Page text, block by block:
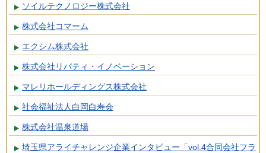
ソイルテクノロジー株式会社
株式会社コマーム
エクシム株式会社
株式会社リバティ・イノベーション
マレリホールディングス株式会社
社会福祉法人白岡白寿会
株式会社温泉道場
埼玉県アライチャレンジ企業インタビュー「vol.4合同会社フラ